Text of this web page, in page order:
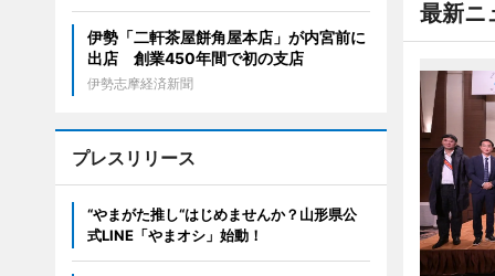
最新ニ
伊勢「二軒茶屋餅角屋本店」が内宮前に
出店 創業450年間で初の支店
伊勢志摩経済新聞
プレスリリース
“やまがた推し“はじめませんか？山形県公
式LINE「やまオシ」始動！